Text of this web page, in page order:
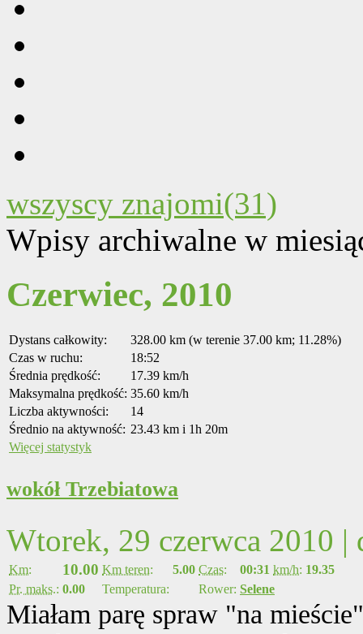
wszyscy znajomi(31)
Wpisy archiwalne w
Czerwiec, 2010
Dystans całkowity:
328.00 km (w terenie 37.00 km; 11.28%)
Czas w ruchu:
18:52
Średnia prędkość:
17.39 km/h
Maksymalna prędkość: 35.60 km/h
Liczba aktywności:
14
Średnio na aktywność: 23.43 km i 1h 20m
Więcej statystyk
wokół Trzebiatowa
Wtorek, 29 czerwca 2010 |
Km: 10.00 Km teren: 5.00 Czas: 00:31 km/h: 19.35
Pr. maks.: 0.00 Temperatura: Rower: Selene
Miałam parę spraw "na